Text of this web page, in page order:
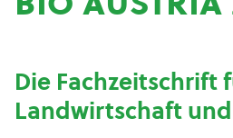
Die Fachzeitschrift
Landwirtschaft